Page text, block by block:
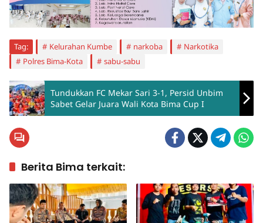
Tag: Kelurahan Kumbe narkoba
Narkotika
Polres Bima-Kota
sabu-sabu
Tundukkan FC Mekar Sari 3-1, Persid Unbim
Sabet Gelar Juara Wali Kota Bima Cup I
Berita Bima terkait: